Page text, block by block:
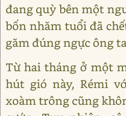
đang quỳ bên một
bốn nhăm tuổi đã
găm đúng ngực ông
Từ hai tháng ở một
hút gió này, Rémi
xoàm trông cũng